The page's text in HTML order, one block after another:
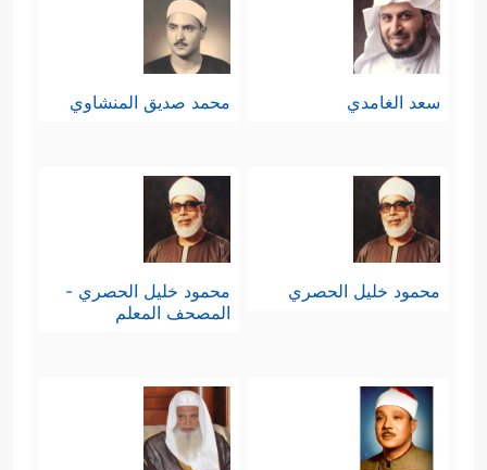
سعد الغامدي محمد صديق المنشاوي
محمود خليل الحصري
محمود خليل الحصري -
المصحف المعلم